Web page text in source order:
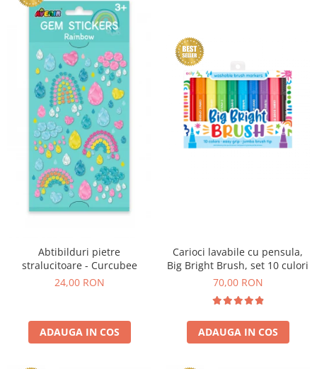
Abtibilduri pietre
stralucitoare - Curcubee
24,00 RON
ADAUGA IN COS
Carioci lavabile cu pensula,
Big Bright Brush, set 10 culori
70,00 RON
ADAUGA IN COS